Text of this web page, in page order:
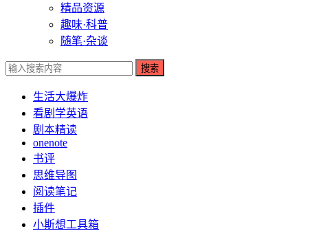
精品资源
趣味·科普
随笔·杂谈
搜索
生活大爆炸
看剧学英语
剧本精读
onenote
书评
思维导图
阅读笔记
插件
小斯想工具箱